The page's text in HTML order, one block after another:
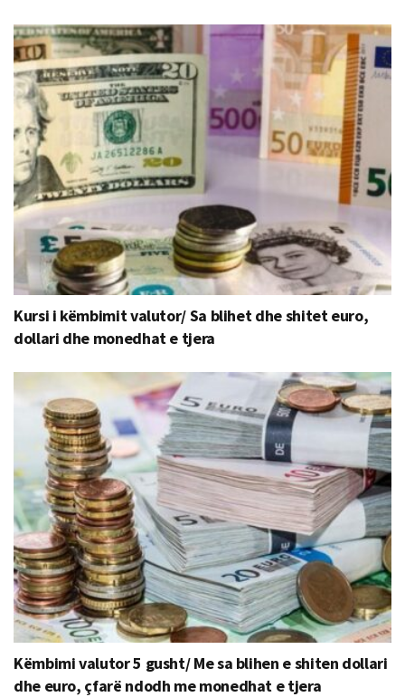
Kursi i këmbimit valutor/ Sa blihet dhe shitet euro,
dollari dhe monedhat e tjera
Këmbimi valutor 5 gusht/ Me sa blihen e shiten dollari
dhe euro, çfarë ndodh me monedhat e tjera